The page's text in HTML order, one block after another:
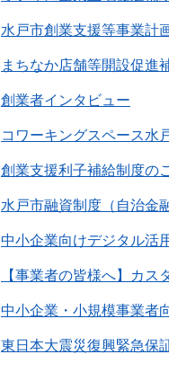
水戸市創業支援等事業計
まちなか店舗等開設促進
創業者インタビュー
コワーキングスペース水
創業支援利子補給制度の
水戸市融資制度（自治金
中小企業向けデジタル活
【事業者の皆様へ】カ
中小企業・小規模事業者
東日本大震災復興緊急保